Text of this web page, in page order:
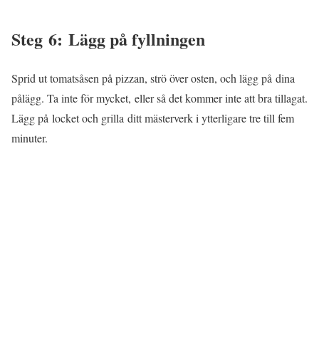
Steg 6: Lägg på fyllningen
Sprid ut tomatsåsen på pizzan, strö över osten, och lägg på dina
pålägg. Ta inte för mycket, eller så det kommer inte att bra tillagat.
Lägg på locket och grilla ditt mästerverk i ytterligare tre till fem
minuter.